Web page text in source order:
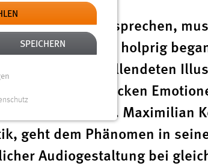
laufen, dann sprechen,
The Jazz Singer holprig
Ton zu einer vollendeten
Spannung, wecken
genau? Prof. Dr. Maximilian
geht dem Phänomen in
Audiogestaltung bei
SPEICHERN
grundlegende
Funktion der